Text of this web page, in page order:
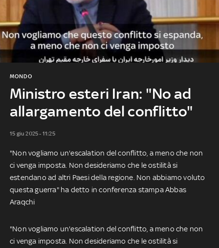
Ministro esteri Iran: "No ad
allargamento del conflitto"
MONDO
15 giu 2025 - 11:25
"Non vogliamo un'escalation del conflitto, a meno che non
ci venga imposta. Non desideriamo che le ostilità si
estendano ad altri Paesi della regione. Non abbiamo voluto
questa guerra" ha detto in conferenza stampa Abbas
Araqchi
"Non vogliamo un'escalation del conflitto, a meno che non
ci venga imposta. Non desideriamo che le ostilità si